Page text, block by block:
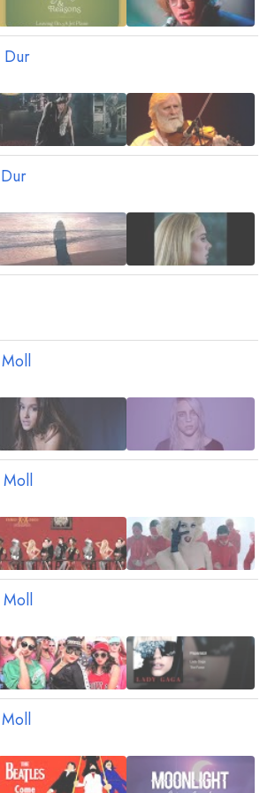
Abm
akkord
Emaj9 Dbm7
akkord
B6
akkord
Dur
Dur
Moll
Moll
Moll
Moll